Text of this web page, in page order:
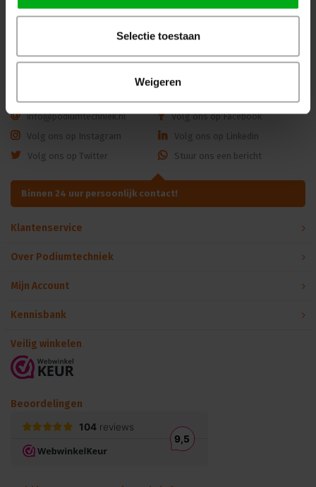
Selectie toestaan
Weigeren
≥70
Dé specialist podiumtechniek; van schets naar uitvoering
info@podiumtechniek.nl
Volg ons op Facebook
Volg ons op Instagram
Volg ons op Linkedin
Volg ons op Twitter
Stuur ons een bericht
Binnen 24 uur persoonlijk contact!
Klantenservice
Over Podiumtechniek
Mijn Account
Kennisbank
Veilig winkelen
Beoordelingen